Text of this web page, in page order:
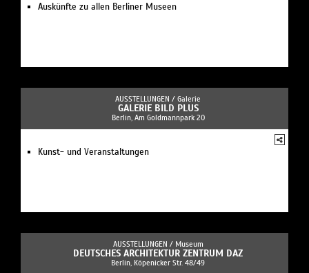
Auskünfte zu allen Berliner Museen
AUSSTELLUNGEN / Galerie
GALERIE BILD PLUS
Berlin, Am Goldmannpark 20
Kunst- und Veranstaltungen
AUSSTELLUNGEN / Museum
DEUTSCHES ARCHITEKTUR ZENTRUM DAZ
Berlin, Köpenicker Str. 48/49